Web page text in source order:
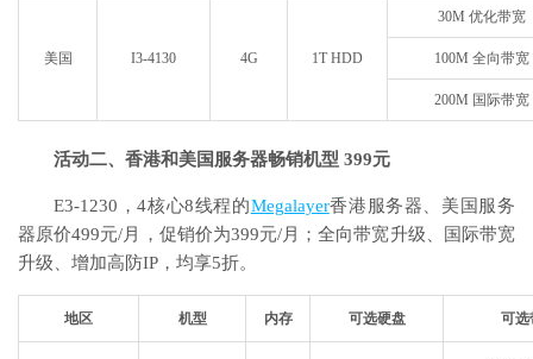
美国 I3-4130 4G 1T HDD
30M 优化带宽
100M 全向带宽
200M 国际带宽
活动二、香港和美国服务器畅销机型 399元
E3-1230，4核心8线程的Megalayer香港服务器、美国服务
器原价499元/月，促销价为399元/月；全向带宽升级、国际带宽
升级、增加高防IP，均享5折。
地区 机型 内存 可选硬盘 可选